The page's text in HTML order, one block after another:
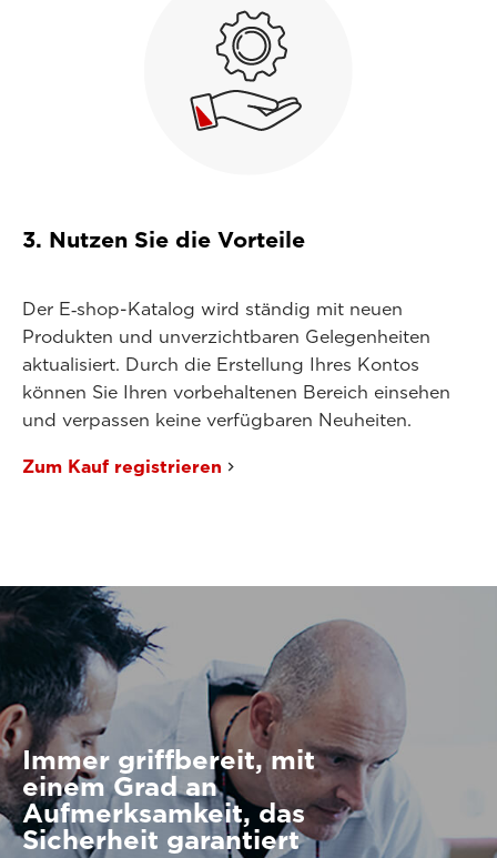
3. Nutzen Sie die Vorteile
Der E‑shop-Katalog wird ständig mit neuen
Produkten und unverzichtbaren Gelegenheiten
aktualisiert. Durch die Erstellung Ihres Kontos
können Sie Ihren vorbehaltenen Bereich einsehen
und verpassen keine verfügbaren Neuheiten.
Zum Kauf registrieren
Immer griffbereit, mit
einem Grad an
Aufmerksamkeit, das
Sicherheit garantiert